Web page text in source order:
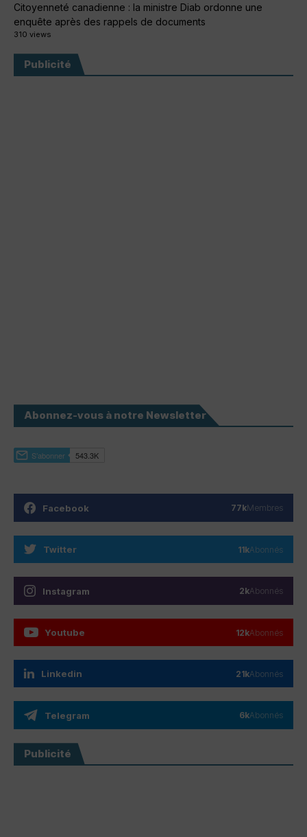
Citoyenneté canadienne : la ministre Diab ordonne une
enquête après des rappels de documents
310 views
Publicité
Abonnez-vous à notre Newsletter
Facebook 77kMembres
Twitter 11kAbonnés
Instagram 2kAbonnés
Youtube 12kAbonnés
Linkedin 21kAbonnés
Telegram 6kAbonnés
Publicité